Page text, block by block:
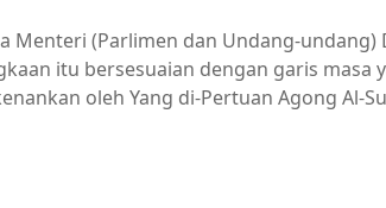
Menteri (Parlimen dan Undang-undang)
itu bersesuaian dengan garis
oleh Yang di-Pertuan Agong Al-